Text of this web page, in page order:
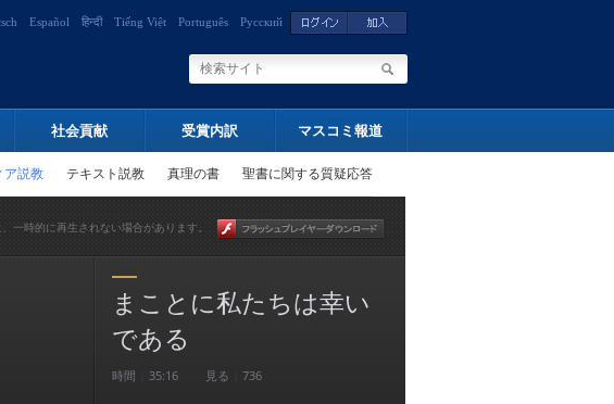
Español हिन्दी Tiếng Việt Português Русский
社会貢献 受賞内訳 マスコミ報道
ア説教 テキスト説教 真理の書 聖書に関する質疑応答
一時的に再生されない場合があります。